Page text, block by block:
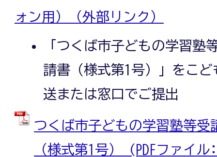
ォン用）（外部リンク）
「つくば市子どもの学習塾
請書（様式第1号）」をこ
送または窓口でご提出
つくば市子どもの学習塾等受
（様式第1号） (PDFファイ